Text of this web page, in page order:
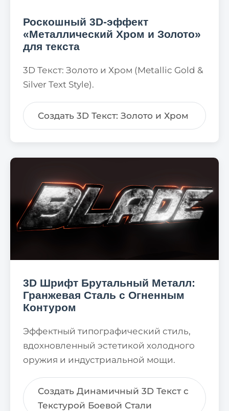
Роскошный 3D-эффект
«Металлический Хром и Золото»
для текста
3D Текст: Золото и Хром (Metallic Gold &
Silver Text Style).
Создать 3D Текст: Золото и Хром
3D Шрифт Брутальный Металл:
Гранжевая Сталь с Огненным
Контуром
Эффектный типографический стиль,
вдохновленный эстетикой холодного
оружия и индустриальной мощи.
Создать Динамичный 3D Текст с
Текстурой Боевой Стали